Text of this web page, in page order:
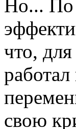
Но... По
что,
свою